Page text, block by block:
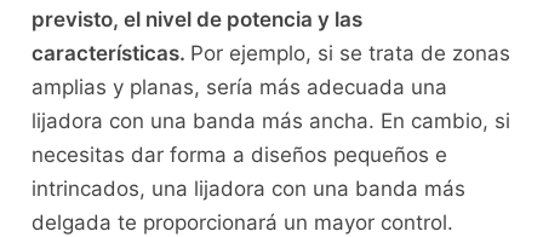
previsto, el nivel de potencia y las
características. Por ejemplo, si se trata de zonas
amplias y planas, sería más adecuada una
lijadora con una banda más ancha. En cambio, si
necesitas dar forma a diseños pequeños e
intrincados, una lijadora con una banda más
delgada te proporcionará un mayor control.